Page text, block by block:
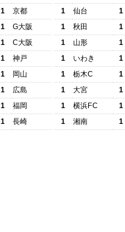
1
京都
1
G大阪
1
C大阪
1
神戸
1
岡山
1
広島
1
福岡
1 長崎
1
仙台
1
1
秋田
1
1
山形
1
1
いわき
1
1
栃木C
1
1
大宮
1
1
横浜FC
1
1
湘南 1